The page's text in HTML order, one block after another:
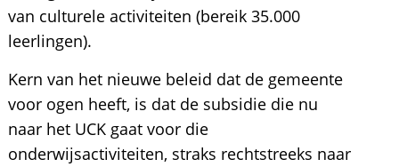
van culturele activiteiten (bereik 35.000
leerlingen).
Kern van het nieuwe beleid dat de gemeente
voor ogen heeft, is dat de subsidie die nu
naar het UCK gaat voor die
onderwijsactiviteiten, straks rechtstreeks naar